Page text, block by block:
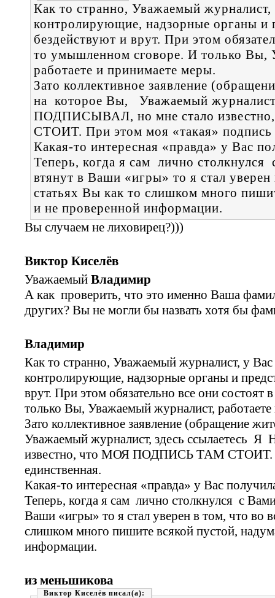
Как то странно, Уважаемый журналист,
контролирующие, надзорные органы и
бездействуют и врут. При этом
то умышленном сговоре. И только Вы,
работаете и принимаете меры.
Зато коллективное заявление
на которое Вы, Уважаемый
ПОДПИСЫВАЛ, но мне стало
СТОИТ. При этом моя «такая» подпись
Какая-то интересная «правда» у Вас
Теперь, когда я сам лично столкнулся
втянут в Ваши «игры» то я стал
статьях Вы как то слишком много
и не проверенной информации.
Вы случаем не лиховирец?)))
Виктор Киселёв
Уважаемый Владимир
А как проверить, что это именно Ваша
других? Вы не могли бы назвать хотя бы
Владимир
Как то странно, Уважаемый журналист, у Вас
контролирующие, надзорные органы и
врут. При этом обязательно все они
только Вы, Уважаемый журналист,
Зато коллективное заявление (обращение
Уважаемый журналист, здесь
известно, что МОЯ ПОДПИСЬ ТАМ СТОИТ.
единственная.
Какая-то интересная «правда» у Вас
Теперь, когда я сам лично столкнулся с
Ваши «игры» то я стал уверен в том, что во
слишком много пишите всякой пустой,
информации.
из меньшикова
Виктор Киселёв